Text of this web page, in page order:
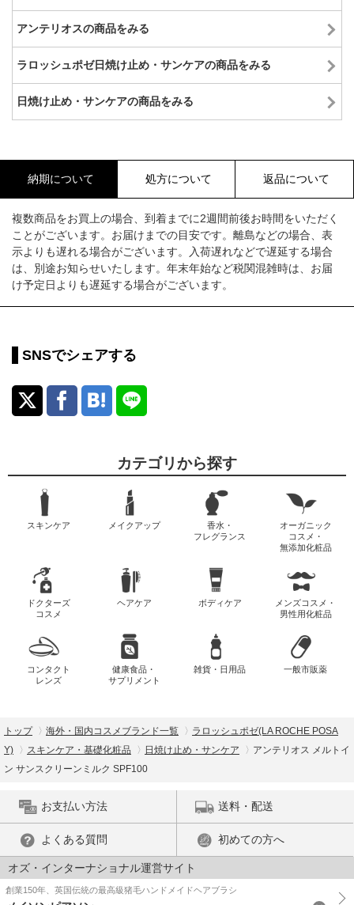
アンテリオスの商品をみる
ラロッシュポゼ日焼け止め・サンケアの商品をみる
日焼け止め・サンケアの商品をみる
納期について 処方について 返品について
複数商品をお買上の場合、到着までに2週間前後お時間をいただく
ことがございます。お届けまでの目安です。離島などの場合、表
示よりも遅れる場合がございます。入荷遅れなどで遅延する場合
は、別途お知らせいたします。年末年始など税関混雑時は、お届
け予定日よりも遅延する場合がございます。
SNSでシェアする
カテゴリから探す
スキンケア メイクアップ
香水・
フレグランス
オーガニック
コスメ・
無添加化粧品
ドクターズ
コスメ
ヘアケア ボディケア
メンズコスメ・
男性用化粧品
コンタクト
レンズ
健康食品・
サプリメント
雑貨・日用品 一般市販薬
トップ 海外・国内コスメブランド一覧
ラロッシュポゼ(LA ROCHE POSA
Y)
スキンケア・基礎化粧品 日焼け止め・サンケア
アンテリオス メルトイ
ン サンスクリーンミルク SPF100
お支払い方法 送料・配送
よくある質問 初めての方へ
オズ・インターナショナル運営サイト
創業150年、英国伝統の最高級猪毛ハンドメイドヘアブラシ